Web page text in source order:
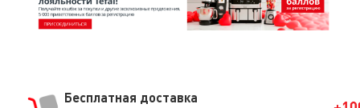
Бесплатная доставка